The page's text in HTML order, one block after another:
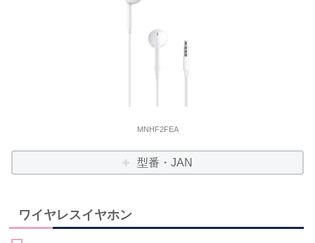
MNHF2FEA
型番・JAN
ワイヤレスイヤホン